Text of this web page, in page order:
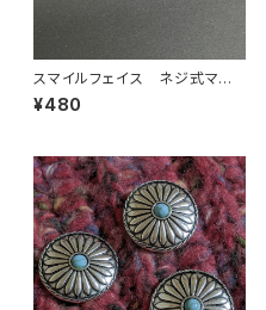
スマイルフェイス ネジ式マグ
ネットホック3ｃｍ
¥480